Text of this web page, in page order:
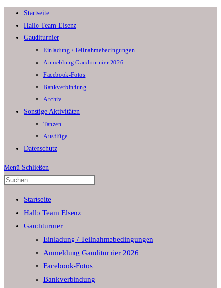
Zum
Inhalt
springen
Startseite
Hallo Team Elsenz
Gauditurnier
Einladung / Teilnahmebedingungen
Anmeldung Gauditurnier 2026
Facebook-Fotos
Bankverbindung
Archiv
Sonstige Aktivitäten
Tanzen
Ausflüge
Datenschutz
Menü Schließen
search
panel.
Startseite
Hallo Team Elsenz
Gauditurnier
Einladung / Teilnahmebedingungen
Anmeldung Gauditurnier 2026
Facebook-Fotos
Bankverbindung